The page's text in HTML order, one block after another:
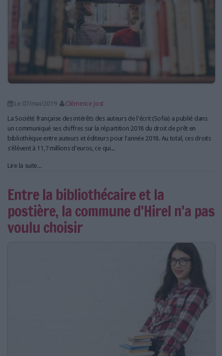
Le 07/mai/2019
Clémence Jost
La Société française des intérêts des auteurs de l'écrit (Sofia) a publié dans
un communiqué ses chiffres sur la répartition 2018 du droit de prêt en
bibliothèque entre auteurs et éditeurs pour l'année 2018. Au total, ces droits
s'élèvent à 11,7 millions d'euros, ce qui...
Lire la suite...
Entre la bibliothécaire et la
postière, la commune d'Hirel n'a pas
voulu choisir